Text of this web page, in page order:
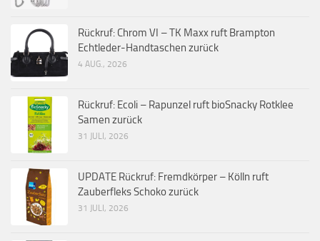
Rückruf: Chrom VI – TK Maxx ruft Brampton
Echtleder-Handtaschen zurück
4 AUG., 2026
Rückruf: Ecoli – Rapunzel ruft bioSnacky Rotklee
Samen zurück
31 JULI, 2026
UPDATE Rückruf: Fremdkörper – Kölln ruft
Zauberfleks Schoko zurück
31 JULI, 2026